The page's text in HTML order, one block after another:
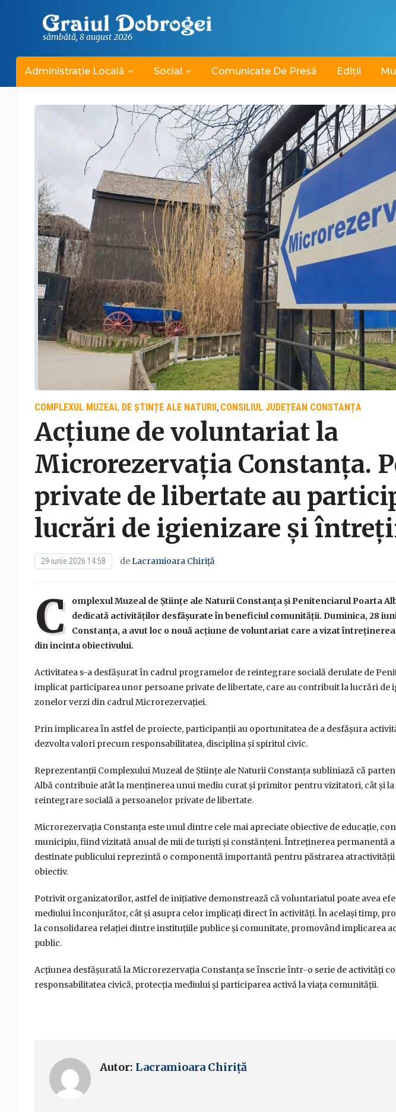
sâmbătă, 8 august 2026
Administrație Locală Social Comunicate De Presă Ediții
COMPLEXUL MUZEAL DE ȘTINȚE ALE NATURII, CONSILIUL JUDEȚEAN CONSTANȚA
Acțiune de voluntariat la
Microrezervația Constanța.
private de libertate au
lucrări de igienizare și
29 iunie 2026 14:58 deLacramioara Chiriță
C
omplexul Muzeal de Științe ale Naturii Constanța și Penitenciarul Poarta
dedicată activităților desfășurate în beneficiul comunității. Duminica, 28
Constanța, a avut loc o nouă acțiune de voluntariat care a vizat
din incinta obiectivului.
Activitatea s-a desfășurat în cadrul programelor de reintegrare socială derulate de
implicat participarea unor persoane private de libertate, care au contribuit la lucrări de
zonelor verzi din cadrul Microrezervației.
Prin implicarea în astfel de proiecte, participanții au oportunitatea de a desfășura
dezvolta valori precum responsabilitatea, disciplina și spiritul civic.
Reprezentanții Complexului Muzeal de Științe ale Naturii Constanța subliniază că
Albă contribuie atât la menținerea unui mediu curat și primitor pentru vizitatori, cât și
reintegrare socială a persoanelor private de libertate.
Microrezervația Constanța este unul dintre cele mai apreciate obiective de educație,
municipiu, fiind vizitată anual de mii de turiști și constănțeni. Întreținerea permanentă
destinate publicului reprezintă o componentă importantă pentru păstrarea
obiectiv.
Potrivit organizatorilor, astfel de inițiative demonstrează că voluntariatul poate avea
mediului înconjurător, cât și asupra celor implicați direct în activități. În același timp,
la consolidarea relației dintre instituțiile publice și comunitate, promovând implicarea
public.
Acțiunea desfășurată la Microrezervația Constanța se înscrie într-o serie de activități
responsabilitatea civică, protecția mediului și participarea activă la viața comunității.
Autor: Lacramioara Chiriță